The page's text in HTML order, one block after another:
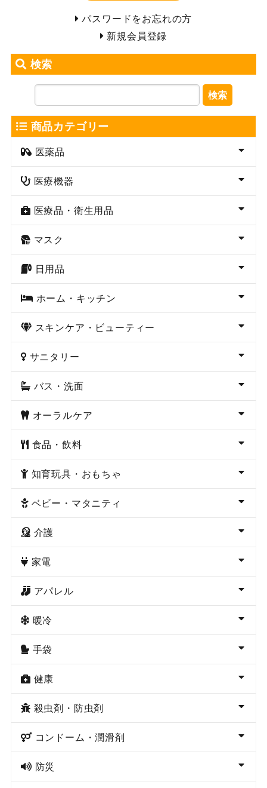
パスワードをお忘れの方
新規会員登録
検索
検索
商品カテゴリー
医薬品
医療機器
医療品・衛生用品
マスク
日用品
ホーム・キッチン
スキンケア・ビューティー
サニタリー
バス・洗面
オーラルケア
食品・飲料
知育玩具・おもちゃ
ベビー・マタニティ
介護
家電
アパレル
暖冷
手袋
健康
殺虫剤・防虫剤
コンドーム・潤滑剤
防災